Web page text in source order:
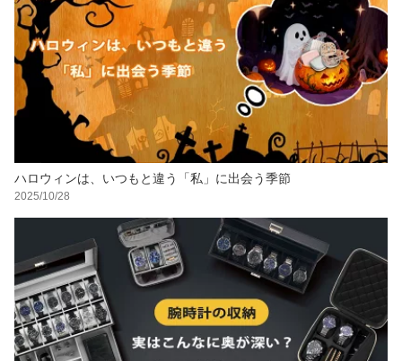
ハロウィンは、いつもと違う「私」に出会う季節
2025/10/28